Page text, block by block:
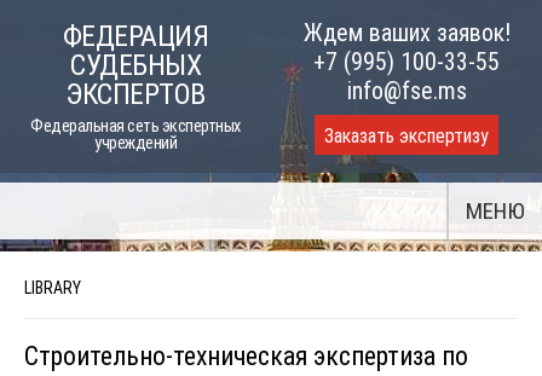
ФЕДЕРАЦИЯ
СУДЕБНЫХ
ЭКСПЕРТОВ
Федеральная сеть экспертных
учреждений
Ждем ваших заявок!
+7 (995) 100-33-55
info@fse.ms
Заказать экспертизу
МЕНЮ
LIBRARY
Строительно-техническая экспертиза по